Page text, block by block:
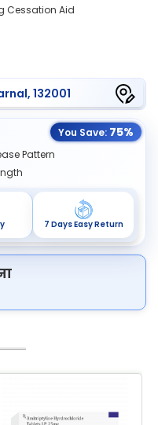
Cessation Aid
132001
You Save: 75%
Pattern
7 Days Easy Return